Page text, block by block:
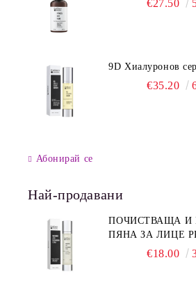
€27.50
9D Хиалуронов
€35.20
Абонирай се
Най-продавани
ПОЧИСТВАЩА И
ПЯНА ЗА ЛИЦЕ
€18.00